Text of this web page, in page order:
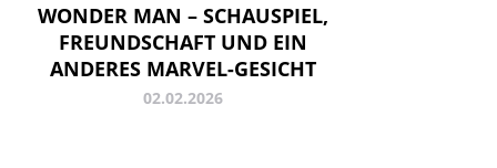
WONDER MAN – SCHAUSPIEL,
FREUNDSCHAFT UND EIN
ANDERES MARVEL-GESICHT
02.02.2026